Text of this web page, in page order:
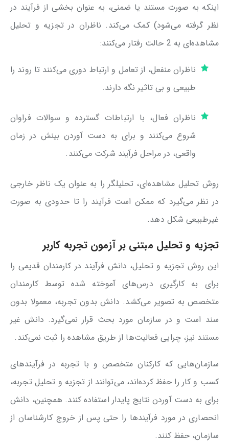
اینکه به صورت مستند یا ضمنی، به عنوان بخشی از فرآیند در
نظر گرفته می‌شود) کمک می‌کند. ناظران در تجزیه و تحلیل
مشاهده‌ای به 2 حالت رفتار می‌کنند:
ناظران منفعل، از تعامل و ارتباط دوری می‌کنند تا روند را
طبیعی و بی تاثیر نگه دارند.
ناظران فعال، با ارتباطات گسترده و سوالات فراوان
شروع می‌کنند و برای به دست آوردن بینش در زمان
واقعی، در مراحل فرآیند شرکت می‌کنند.
روش تحلیل مشاهده‌ای، تحلیلگر را به عنوان یک ناظر خارجی
در نظر می‌گیرد که ممکن است فرآیند را تا حدودی به صورت
غیرطبیعی شکل دهد.
تجزیه و تحلیل مبتنی بر آزمون تجربه کاربر
این روش تجزیه و تحلیل، دانش فرآیند در کارمندان قدیمی را
برای به کارگیری درس‌های آموخته شده توسط کارمندان
متخصص به تصویر می‌کشد. دانش بدون تجربه، معمولا بدون
سند است و در سازمان مورد بحث قرار نمی‌گیرد. دانش غیر
مستند نیز، چرایی فعالیت‌ها از طریق مشاهده را ثبت نمی‌کند.
سازمان‌هایی که کارکنان متخصص و با تجربه در فرآیندهای
کسب و کار را حفظ کرده‌اند، می‌توانند از تجزیه و تحلیل تجربه،
برای به دست آوردن نتایج پایدار استفاده کنند. همچنین، دانش
انحصاری در مورد فرآیندها را حتی پس از خروج کارشناسان از
سازمان، حفظ کنند.